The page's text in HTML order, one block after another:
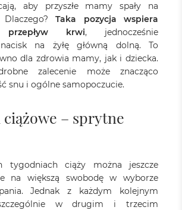
aby przyszłe mamy spały na
Dlaczego?Taka pozycja wspiera
przepływ krwi, jednocześnie
na żyłę główną dolną. To
dla zdrowia mamy, jak i dziecka.
zalecenie może znacząco
snu i ogólne samopoczucie.
– sprytne
tygodniach ciąży można jeszcze
na większą swobodę w wyborze
Jednak z każdym kolejnym
w drugim i trzecim